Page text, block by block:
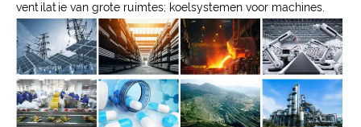
ventilatie van grote ruimtes; koelsystemen voor machines.